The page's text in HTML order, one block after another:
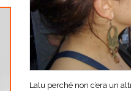
Lalu perché non c’era un